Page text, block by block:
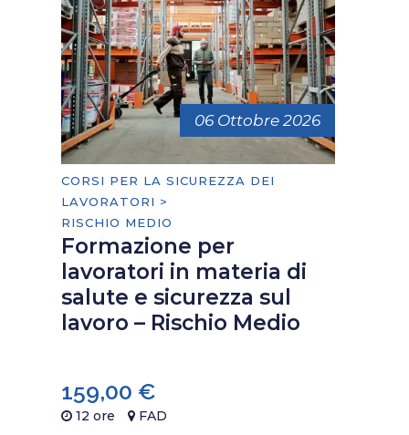
06 Ottobre 2026
CORSI PER LA SICUREZZA DEI
LAVORATORI >
RISCHIO MEDIO
Formazione per
lavoratori in materia di
salute e sicurezza sul
lavoro – Rischio Medio
159,00 €
12 ore FAD